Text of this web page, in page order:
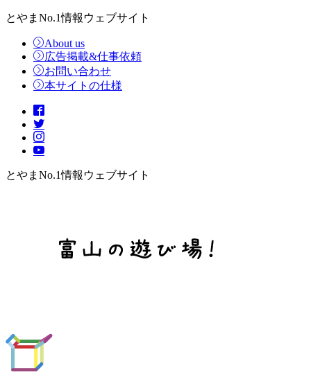
とやまNo.1情報ウェブサイト
About us
広告掲載&仕事依頼
お問い合わせ
本サイトの仕様
とやまNo.1情報ウェブサイト